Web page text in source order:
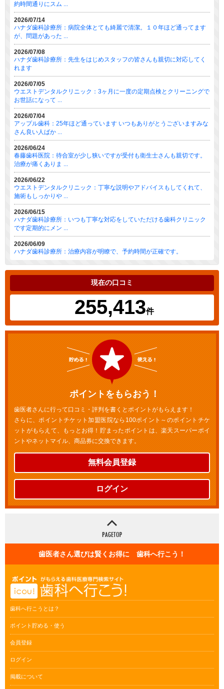
約時間通りにスム ...
2026/07/14
ハナダ歯科診療所：病院全体とても綺麗で清潔。１０年ほど通ってます
が、問題があった ...
2026/07/08
ハナダ歯科診療所：先生をはじめスタッフの皆さんも親切に対応してく
れます
2026/07/05
ウエストデンタルクリニック：3ヶ月に一度の定期点検とクリーニングで
お世話になって ...
2026/07/04
アップル歯科：25年ほど通っています いつもありがとうございますみな
さん良い人ばか ...
2026/06/24
春藤歯科医院：待合室が少し狭いですが受付も衛生士さんも親切です。
治療が痛くありま ...
2026/06/22
ウエストデンタルクリニック：丁寧な説明やアドバイスもしてくれて、
施術もしっかりや ...
2026/06/15
ハナダ歯科診療所：いつも丁寧な対応をしていただける歯科クリニック
です定期的にメン ...
2026/06/09
ハナダ歯科診療所：治療内容が明瞭で、予約時間が正確です。
現在の口コミ
255,413件
ポイントをもらおう！
歯医者さんに行って口コミ・評判を書くとポイントがもらえます！
さらに、ポイントチケット加盟医院なら100ポイント～のポイントチケ
ットがもらえて、もっとお得！貯まったポイントは、楽天スーパーポイ
ントやネットマイル、商品券に交換できます。
無料会員登録
ログイン
歯医者さん選びは賢くお得に 歯科へ行こう！
歯科へ行こうとは？
ポイント貯める・使う
会員登録
ログイン
掲載について